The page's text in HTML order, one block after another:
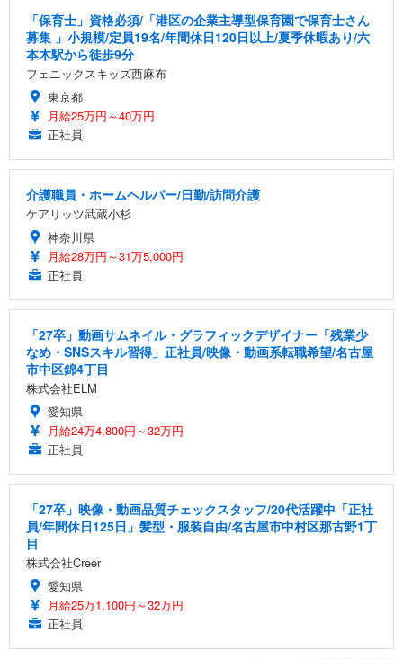
「保育士」資格必須/「港区の企業主導型保育園で保育士さん
募集 」小規模/定員19名/年間休日120日以上/夏季休暇あり/六
本木駅から徒歩9分
フェニックスキッズ西麻布
東京都
月給25万円～40万円
正社員
介護職員・ホームヘルパー/日勤/訪問介護
ケアリッツ武蔵小杉
神奈川県
月給28万円～31万5,000円
正社員
「27卒」動画サムネイル・グラフィックデザイナー「残業少
なめ・SNSスキル習得」正社員/映像・動画系転職希望/名古屋
市中区錦4丁目
株式会社ELM
愛知県
月給24万4,800円～32万円
正社員
「27卒」映像・動画品質チェックスタッフ/20代活躍中「正社
員/年間休日125日」髪型・服装自由/名古屋市中村区那古野1丁
目
株式会社Creer
愛知県
月給25万1,100円～32万円
正社員